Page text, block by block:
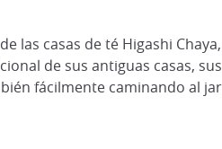
las casas de té Higashi
de sus antiguas casas,
fácilmente caminando al